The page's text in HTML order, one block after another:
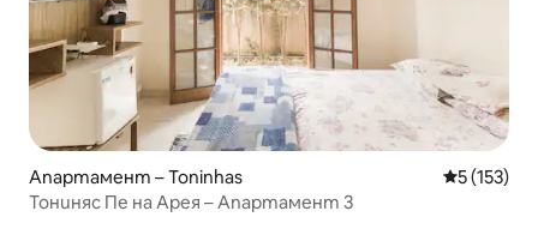
Апартамент – Toninhas Средна
5 (153)
Тониняс Пе на Арея – Апартамент 3